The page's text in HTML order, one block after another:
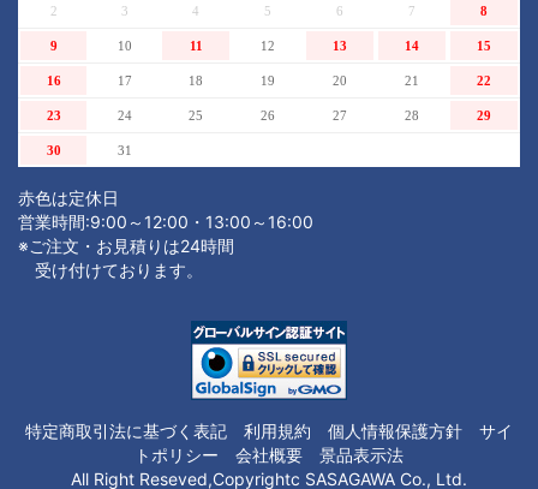
2 3 4 5 6 7 8
9 10 11 12 13 14 15
16 17 18 19 20 21 22
23 24 25 26 27 28 29
30 31
赤色は定休日
営業時間:9:00～12:00・13:00～16:00
※ご注文・お見積りは24時間
受け付けております。
特定商取引法に基づく表記 利用規約 個人情報保護方針
サイ
トポリシー
会社概要
景品表示法
All Right Reseved,Copyrightc SASAGAWA Co., Ltd.